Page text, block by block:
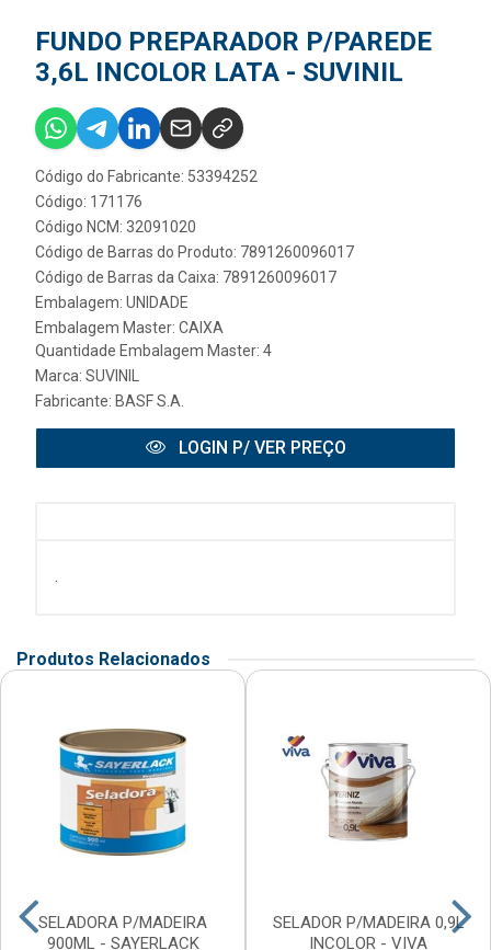
FUNDO PREPARADOR P/PAREDE
3,6L INCOLOR LATA - SUVINIL
Código do Fabricante: 53394252
Código: 171176
Código NCM: 32091020
Código de Barras do Produto: 7891260096017
Código de Barras da Caixa: 7891260096017
Embalagem: UNIDADE
Embalagem Master: CAIXA
Quantidade Embalagem Master: 4
Marca: SUVINIL
Fabricante: BASF S.A.
LOGIN P/ VER PREÇO
.
Produtos Relacionados
SELADORA P/MADEIRA
900ML - SAYERLACK
SELADOR P/MADEIRA 0,9L
INCOLOR - VIVA